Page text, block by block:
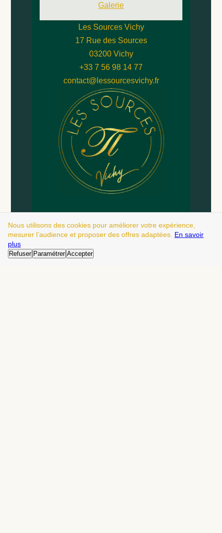
Galerie
Les Sources Vichy
17 Rue des Sources
03200 Vichy
+33 7 56 98 14 77
contact@lessourcesvichy.fr
Nous utilisons des cookies pour améliorer votre expérience,
mesurer l’audience et proposer des offres adaptées. En savoir
plus
Refuser Paramétrer Accepter